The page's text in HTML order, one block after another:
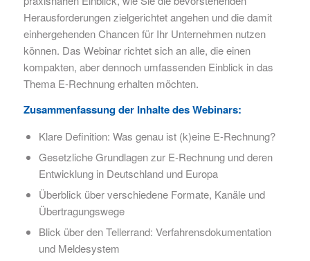
Herausforderungen zielgerichtet angehen und die damit
einhergehenden Chancen für Ihr Unternehmen nutzen
können. Das Webinar richtet sich an alle, die einen
kompakten, aber dennoch umfassenden Einblick in das
Thema E-Rechnung erhalten möchten.
Zusammenfassung der Inhalte des Webinars:
Klare Definition: Was genau ist (k)eine E-Rechnung?
Gesetzliche Grundlagen zur E-Rechnung und deren
Entwicklung in Deutschland und Europa
Überblick über verschiedene Formate, Kanäle und
Übertragungswege
Blick über den Tellerrand: Verfahrensdokumentation
und Meldesystem